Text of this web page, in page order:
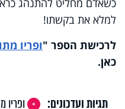
כשאדם מחליט להתנהג
למלא את בקשתו!
לרכישת הספר
ופריו"
כאן.
תגיות ועדכונים: ופריו